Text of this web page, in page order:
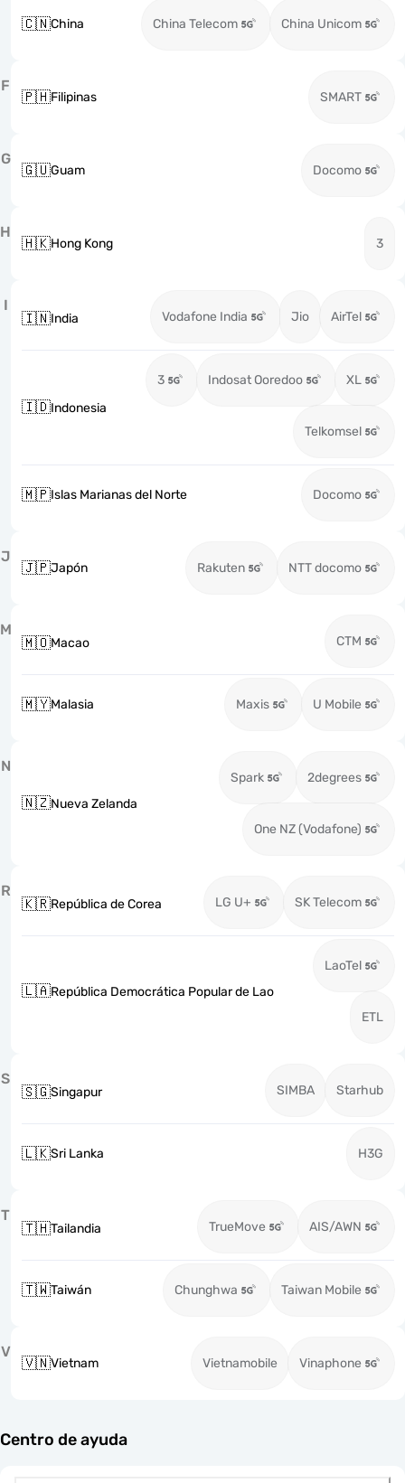
🇨🇳China China Telecom China Unicom
F
🇵🇭Filipinas SMART
G
🇬🇺Guam Docomo
H
🇭🇰Hong Kong 3
I
🇮🇳India Vodafone India Jio AirTel
🇮🇩Indonesia
3 Indosat Ooredoo XL
Telkomsel
🇲🇵Islas Marianas del Norte Docomo
J
🇯🇵Japón Rakuten NTT docomo
M
🇲🇴Macao CTM
🇲🇾Malasia Maxis U Mobile
N
🇳🇿Nueva Zelanda
Spark 2degrees
One NZ (Vodafone)
R
🇰🇷República de Corea LG U+ SK Telecom
🇱🇦República Democrática Popular de Lao
LaoTel
ETL
S
🇸🇬Singapur SIMBA Starhub
🇱🇰Sri Lanka H3G
T
🇹🇭Tailandia TrueMove AIS/AWN
🇹🇼Taiwán Chunghwa Taiwan Mobile
V
🇻🇳Vietnam Vietnamobile Vinaphone
Centro de ayuda